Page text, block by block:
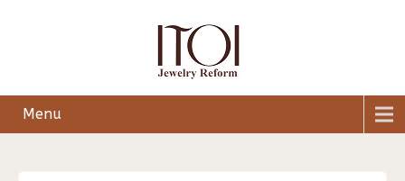
Menu